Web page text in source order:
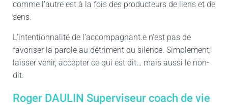
comme l’autre est à la fois des producteurs de liens et de
sens.
L’intentionnalité de l’accompagnant.e n’est pas de
favoriser la parole au détriment du silence. Simplement,
laisser venir, accepter ce qui est dit… mais aussi le non-
dit.
Roger DAULIN Superviseur coach de vie